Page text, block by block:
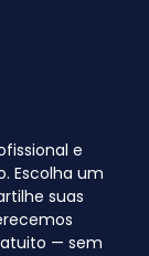
e
Escolha um
suas
— sem